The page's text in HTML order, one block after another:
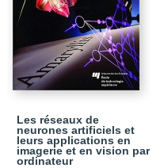
Les réseaux de
neurones artificiels et
leurs applications en
imagerie et en vision par
ordinateur